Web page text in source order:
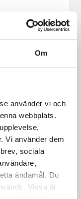
Om
använder vi och
webbplats.
Vi använder dem
sociala
ändamål. Du
Vissa är
20 - 25 ton
för